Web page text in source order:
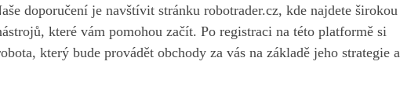
doporučení je navštívit stránku robotrader.cz, kde najdete širokou
které vám pomohou začít. Po registraci na této platformě si
který bude provádět obchody za vás na základě jeho strategie a